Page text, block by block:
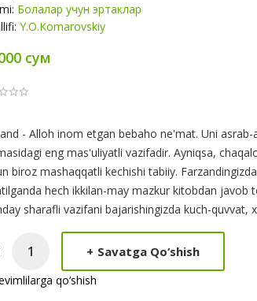
Болалар учун эртаклар
Y.O.Komarovskiy
сум
- Alloh inom etgan bebaho ne'mat. Uni
eng mas'uliyatli vazifadir. Ayniqsa,
biroz mashaqqatli kechishi tabiiy.
hech ikkilan-may mazkur kitobdan javob
sharafli vazifani bajarishingizda kuch-quvvat,
+ Savatga Qo‘shish
qo‘shish